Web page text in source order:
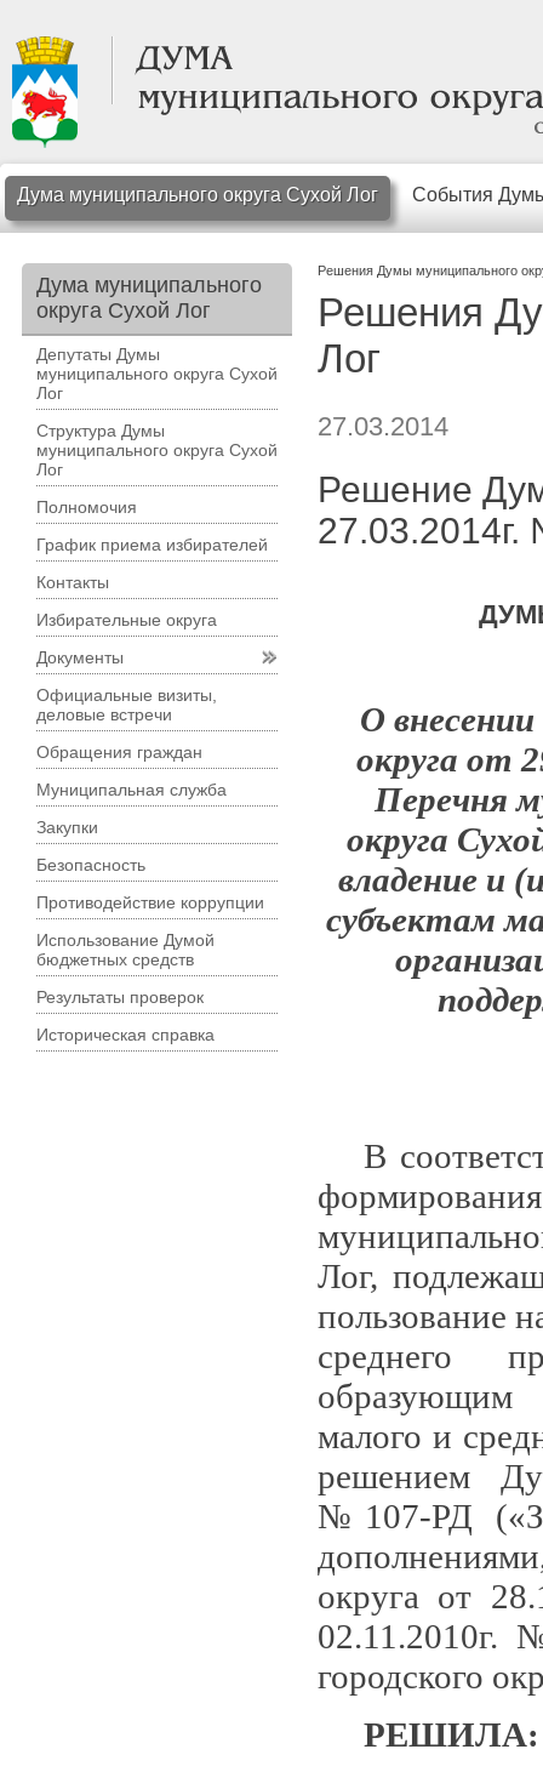
Дума муниципального округа Сухой Лог События
Решения Думы муниципального
Решения
Лог
27.03.2014
Решение
О
округаот
Перечня
округа
владение и
субъектам
В
Лог,
пользование
среднего
образующим
малого и
решением
№107-РД
округа от
02.11.2010г.
городского
РЕШИЛА:
Дума муниципального
округа Сухой Лог
Депутаты Думы
муниципального округа Сухой
Лог
Структура Думы
муниципального округа Сухой
Лог
Полномочия
График приема избирателей
Контакты
Избирательные округа
Документы
Официальные визиты,
деловые встречи
Обращения граждан
Муниципальная служба
Закупки
Безопасность
Противодействие коррупции
Использование Думой
бюджетных средств
Результаты проверок
Историческая справка